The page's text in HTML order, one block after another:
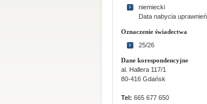
niemiecki
Data nabycia
Oznaczenie świadectwa
25/26
Dane korespondencyjne
al. Hallera 117/1
80-416 Gdańsk
Tel: 665 677 650